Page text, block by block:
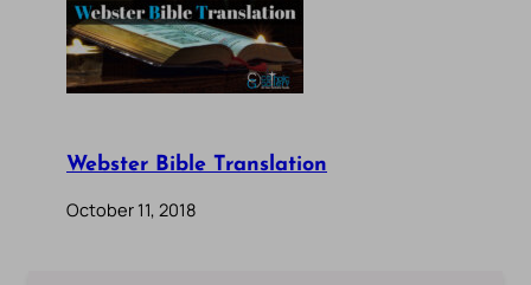
Webster Bible Translation
October 11, 2018